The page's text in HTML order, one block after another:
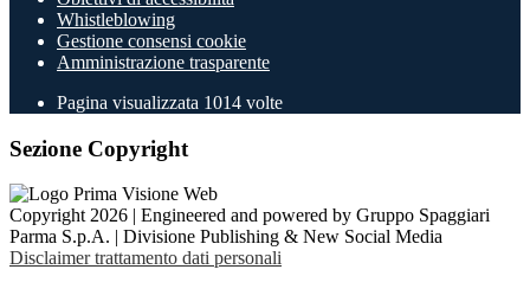
Whistleblowing
Gestione consensi cookie
Amministrazione trasparente
Pagina visualizzata 1014 volte
Sezione Copyright
Copyright 2026 | Engineered and powered by Gruppo Spaggiari
Parma S.p.A. | Divisione Publishing & New Social Media
Disclaimer trattamento dati personali